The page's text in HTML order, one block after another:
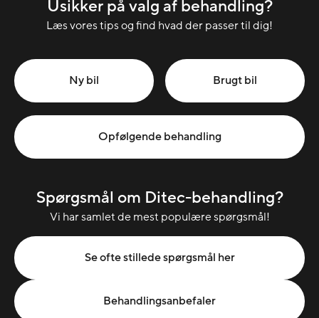
Usikker på valg af behandling?
Læs vores tips og find hvad der passer til dig!
Ny bil Brugt bil
Opfølgende behandling
Spørgsmål om Ditec-behandling?
Vi har samlet de mest populære spørgsmål!
Se ofte stillede spørgsmål her
Behandlingsanbefaler